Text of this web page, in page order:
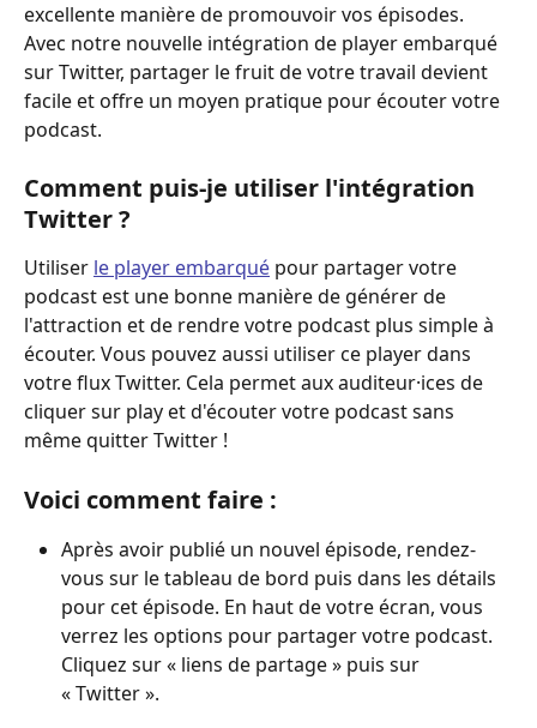
excellente manière de promouvoir vos épisodes.
Avec notre nouvelle intégration de player embarqué
sur Twitter, partager le fruit de votre travail devient
facile et offre un moyen pratique pour écouter votre
podcast.
Comment puis-je utiliser l'intégration
Twitter ?
Utiliser le player embarqué pour partager votre
podcast est une bonne manière de générer de
l'attraction et de rendre votre podcast plus simple à
écouter. Vous pouvez aussi utiliser ce player dans
votre flux Twitter. Cela permet aux auditeur·ices de
cliquer sur play et d'écouter votre podcast sans
même quitter Twitter !
Voici comment faire :
Après avoir publié un nouvel épisode, rendez-
vous sur le tableau de bord puis dans les détails
pour cet épisode. En haut de votre écran, vous
verrez les options pour partager votre podcast.
Cliquez sur « liens de partage » puis sur
« Twitter ».